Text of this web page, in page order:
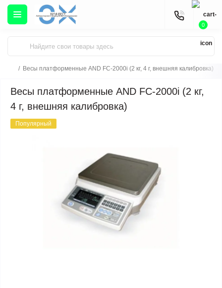
0
Весы платформенные AND FC-2000i (2 кг, 4 г, внешняя калибровка)
Весы платформенные AND FC-2000i (2 кг,
4 г, внешняя калибровка)
Популярный